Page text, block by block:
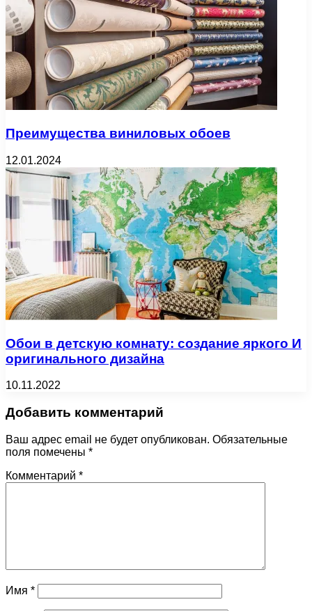
Преимущества виниловых обоев
12.01.2024
Обои в детскую комнату: создание яркого И
оригинального дизайна
10.11.2022
Добавить комментарий
Ваш адрес email не будет опубликован. Обязательные
поля помечены *
Комментарий *
Имя *